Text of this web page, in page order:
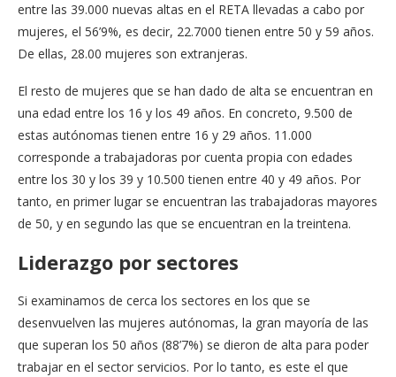
entre las 39.000 nuevas altas en el RETA llevadas a cabo por
mujeres, el 56’9%, es decir, 22.7000 tienen entre 50 y 59 años.
De ellas, 28.00 mujeres son extranjeras.
El resto de mujeres que se han dado de alta se encuentran en
una edad entre los 16 y los 49 años. En concreto, 9.500 de
estas autónomas tienen entre 16 y 29 años. 11.000
corresponde a trabajadoras por cuenta propia con edades
entre los 30 y los 39 y 10.500 tienen entre 40 y 49 años. Por
tanto, en primer lugar se encuentran las trabajadoras mayores
de 50, y en segundo las que se encuentran en la treintena.
Liderazgo por sectores
Si examinamos de cerca los sectores en los que se
desenvuelven las mujeres autónomas, la gran mayoría de las
que superan los 50 años (88’7%) se dieron de alta para poder
trabajar en el sector servicios. Por lo tanto, es este el que